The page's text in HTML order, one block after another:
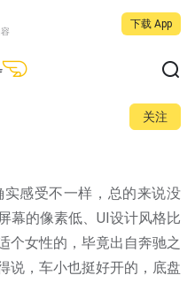
下载 App
关注
感受不一样，总的来说没
幕的像素低、UI设计风格比
个女性的，毕竟出自奔驰之
说，车小也挺好开的，底盘